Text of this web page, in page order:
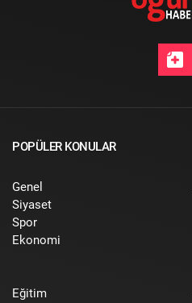
POPÜLER KONULAR
Genel
Siyaset
Spor
Ekonomi
Eğitim